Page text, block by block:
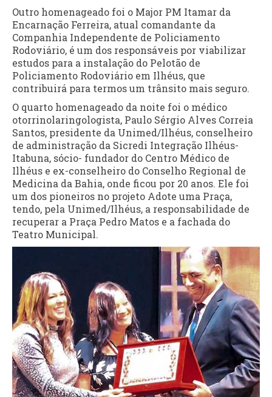
Outro homenageado foi o Major PM Itamar da
Encarnação Ferreira, atual comandante da
Companhia Independente de Policiamento
Rodoviário, é um dos responsáveis por viabilizar
estudos para a instalação do Pelotão de
Policiamento Rodoviário em Ilhéus, que
contribuirá para termos um trânsito mais seguro.
O quarto homenageado da noite foi o médico
otorrinolaringologista, Paulo Sérgio Alves Correia
Santos, presidente da Unimed/Ilhéus, conselheiro
de administração da Sicredi Integração Ilhéus-
Itabuna, sócio- fundador do Centro Médico de
Ilhéus e ex-conselheiro do Conselho Regional de
Medicina da Bahia, onde ficou por 20 anos. Ele foi
um dos pioneiros no projeto Adote uma Praça,
tendo, pela Unimed/Ilhéus, a responsabilidade de
recuperar a Praça Pedro Matos e a fachada do
Teatro Municipal.